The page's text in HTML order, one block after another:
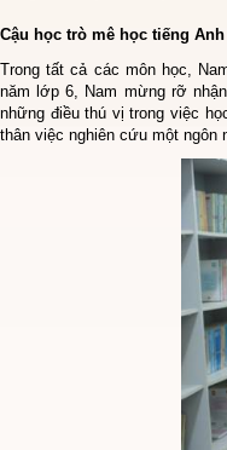
Cậu học trò mê học tiếng Anh
Trong tất cả các môn học,
năm lớp 6, Nam mừng rỡ
những điều thú vị trong việc
thân việc nghiên cứu một ngôn